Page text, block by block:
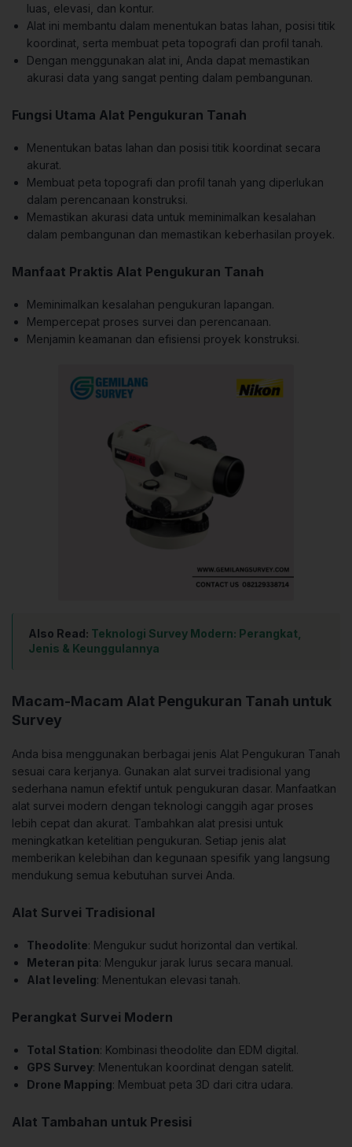
luas, elevasi, dan kontur.
Alat ini membantu dalam menentukan batas lahan, posisi titik
koordinat, serta membuat peta topografi dan profil tanah.
Dengan menggunakan alat ini, Anda dapat memastikan
akurasi data yang sangat penting dalam pembangunan.
Fungsi Utama Alat Pengukuran Tanah
Menentukan batas lahan dan posisi titik koordinat secara
akurat.
Membuat peta topografi dan profil tanah yang diperlukan
dalam perencanaan konstruksi.
Memastikan akurasi data untuk meminimalkan kesalahan
dalam pembangunan dan memastikan keberhasilan proyek.
Manfaat Praktis Alat Pengukuran Tanah
Meminimalkan kesalahan pengukuran lapangan.
Mempercepat proses survei dan perencanaan.
Menjamin keamanan dan efisiensi proyek konstruksi.
Also Read: Teknologi Survey Modern: Perangkat,
Jenis & Keunggulannya
Macam-Macam Alat Pengukuran Tanah untuk
Survey
Anda bisa menggunakan berbagai jenis Alat Pengukuran Tanah
sesuai cara kerjanya. Gunakan alat survei tradisional yang
sederhana namun efektif untuk pengukuran dasar. Manfaatkan
alat survei modern dengan teknologi canggih agar proses
lebih cepat dan akurat. Tambahkan alat presisi untuk
meningkatkan ketelitian pengukuran. Setiap jenis alat
memberikan kelebihan dan kegunaan spesifik yang langsung
mendukung semua kebutuhan survei Anda.
Alat Survei Tradisional
Theodolite: Mengukur sudut horizontal dan vertikal.
Meteran pita: Mengukur jarak lurus secara manual.
Alat leveling: Menentukan elevasi tanah.
Perangkat Survei Modern
Total Station: Kombinasi theodolite dan EDM digital.
GPS Survey: Menentukan koordinat dengan satelit.
Drone Mapping: Membuat peta 3D dari citra udara.
Alat Tambahan untuk Presisi